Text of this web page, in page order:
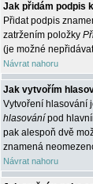
Jak přidám podpis
Přidat podpis
zatržením položky
(je možné
Návrat nahoru
Jak vytvořím
Vytvoření hlasování
hlasování pod
pak alespoň dvě
znamená
Návrat nahoru